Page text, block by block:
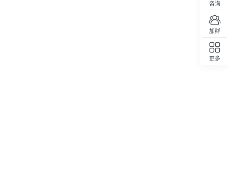
咨询
加群
更多